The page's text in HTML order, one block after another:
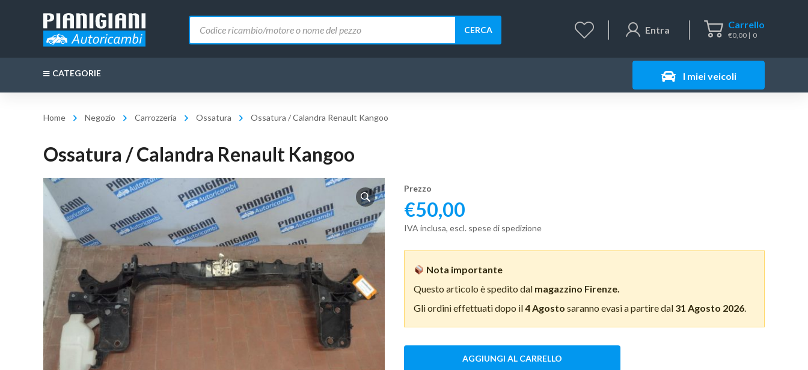
Carrello
€0,00 0
Entra
prodotti
CERCA
I miei veicoli
CATEGORIE
Home Negozio Carrozzeria Ossatura Ossatura / Calandra Renault Kangoo
Ossatura / Calandra Renault Kangoo
Prezzo
€50,00
IVA inclusa, escl. spese di spedizione
Nota importante
Questo articolo è spedito dal magazzino Firenze.
Gli ordini effettuati dopo il4 Agosto saranno evasi a partire dal 31 Agosto 2026.
AGGIUNGI AL CARRELLO